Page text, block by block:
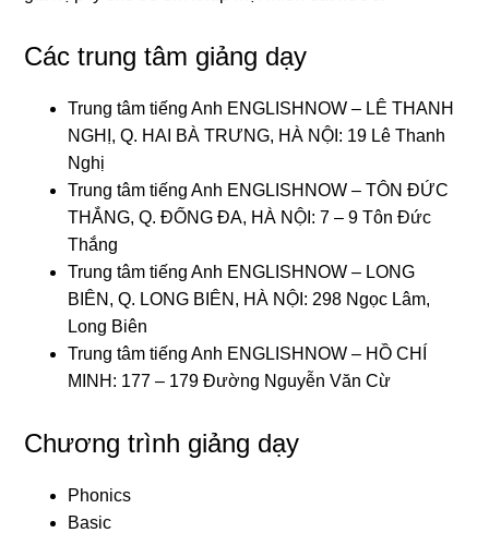
Các trung tâm giảng dạy
Trung tâm tiếng Anh ENGLISHNOW – LÊ THANH
NGHỊ, Q. HAI BÀ TRƯNG, HÀ NỘI: 19 Lê Thanh
Nghị
Trung tâm tiếng Anh ENGLISHNOW – TÔN ĐỨC
THẮNG, Q. ĐỐNG ĐA, HÀ NỘI: 7 – 9 Tôn Đức
Thắng
Trung tâm tiếng Anh ENGLISHNOW – LONG
BIÊN, Q. LONG BIÊN, HÀ NỘI: 298 Ngọc Lâm,
Long Biên
Trung tâm tiếng Anh ENGLISHNOW – HỒ CHÍ
MINH: 177 – 179 Đường Nguyễn Văn Cừ
Chương trình giảng dạy
Phonics
Basic